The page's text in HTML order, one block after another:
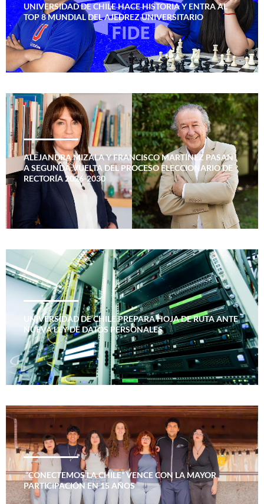
UNIVERSIDAD DE CHILE HACE HISTORIA Y ENTRA AL
TOP 8 MUNDIAL DEL AJEDREZ UNIVERSITARIO
ALEJANDRA MIZALA Y FRANCISCO MARTÍNEZ PASAN
A SEGUNDA VUELTA DEL PROCESO ELECCIONARIO DE
RECTORÍA 2026-2030
UNIVERSIDAD DE CHILE PREPARA HOJA DE RUTA ANTE
NUEVA LEY DE DATOS PERSONALES
“CONECTEMOS LA CHILE” VENCE CON LA MAYOR
PARTICIPACIÓN EN 15 AÑOS